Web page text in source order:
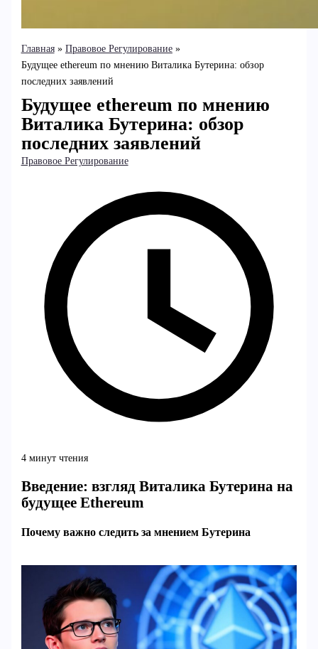
Главная
Правовое Регулирование
Будущее ethereum по мнению Виталика Бутерина: обзор
последних заявлений
Будущее ethereum по мнению
Виталика Бутерина: обзор
последних заявлений
Правовое Регулирование
4 минут чтения
Введение: взгляд Виталика Бутерина на
будущее Ethereum
Почему важно следить за мнением Бутерина